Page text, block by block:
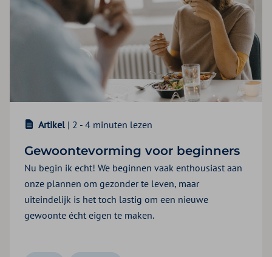
Artikel | 2 - 4 minuten lezen
Gewoontevorming voor beginners
Nu begin ik echt! We beginnen vaak enthousiast aan
onze plannen om gezonder te leven, maar
uiteindelijk is het toch lastig om een nieuwe
gewoonte écht eigen te maken.